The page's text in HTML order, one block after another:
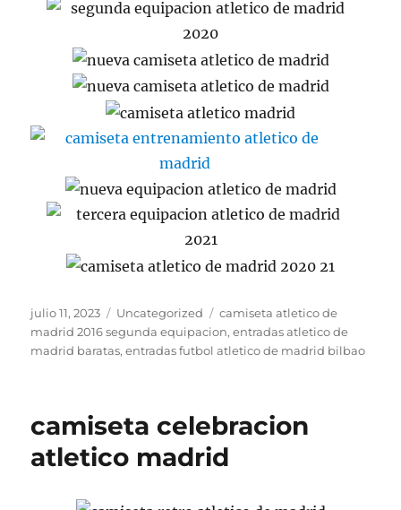
Publicado
el
julio 11, 2023 Categorías
Uncategorized Etiquetas
camiseta atletico de
madrid 2016 segunda equipacion,entradas atletico de
madrid baratas,entradas futbol atletico de madrid bilbao
camiseta celebracion
atletico madrid